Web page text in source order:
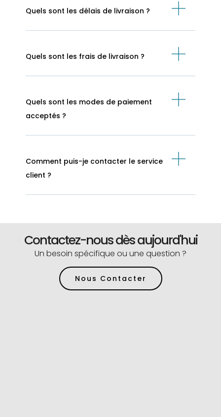
Quels sont les délais de livraison ?
Quels sont les frais de livraison ?
Quels sont les modes de paiement
acceptés ?
Comment puis-je contacter le service
client ?
Contactez-nous dès aujourd'hui
Un besoin spécifique ou une question ?
Nous Contacter